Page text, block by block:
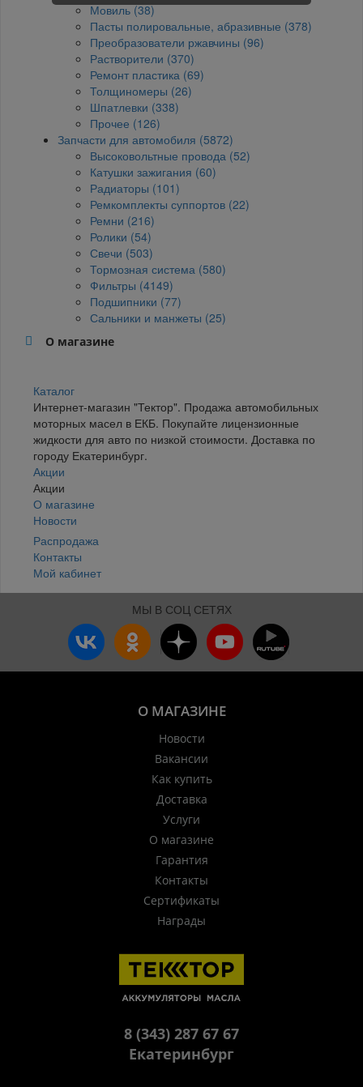
Мовиль (38)
Пасты полировальные, абразивные (378)
Преобразователи ржавчины (96)
Растворители (370)
Ремонт пластика (69)
Толщиномеры (26)
Шпатлевки (338)
Прочее (126)
Запчасти для автомобиля (5872)
Высоковольтные провода (52)
Катушки зажигания (60)
Радиаторы (101)
Ремкомплекты суппортов (22)
Ремни (216)
Ролики (54)
Свечи (503)
Тормозная система (580)
Фильтры (4149)
Подшипники (77)
Сальники и манжеты (25)
О магазине
Каталог
Интернет-магазин "Тектор". Продажа автомобильных
моторных масел в ЕКБ. Покупайте лицензионные
жидкости для авто по низкой стоимости. Доставка по
городу Екатеринбург.
Акции
Акции
О магазине
Новости
Распродажа
Контакты
Мой кабинет
МЫ В СОЦ СЕТЯХ
О МАГАЗИНЕ
Новости
Вакансии
Как купить
Доставка
Услуги
О магазине
Гарантия
Контакты
Сертификаты
Награды
8 (343) 287 67 67
Екатеринбург